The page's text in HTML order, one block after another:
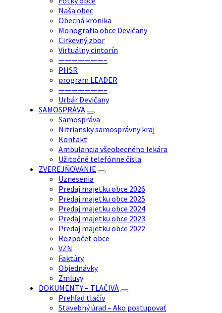
Naša obec
Obecná kronika
Monografia obce Devičany
Cirkevný zbor
Virtuálny cintorín
———————–
PHSR
program LEADER
———————–
Urbár Devičany
SAMOSPRÁVA
Samospráva
Nitriansky samosprávny kraj
Kontakt
Ambulancia všeobecného lekára
Užitočné telefónne čísla
ZVEREJŇOVANIE
Uznesenia
Predaj majetku obce 2026
Predaj majetku obce 2025
Predaj majetku obce 2024
Predaj majetku obce 2023
Predaj majetku obce 2022
Rozpočet obce
VZN
Faktúry
Objednávky
Zmluvy
DOKUMENTY – TLAČIVÁ
Prehľad tlačív
Stavebný úrad – Ako postupovať